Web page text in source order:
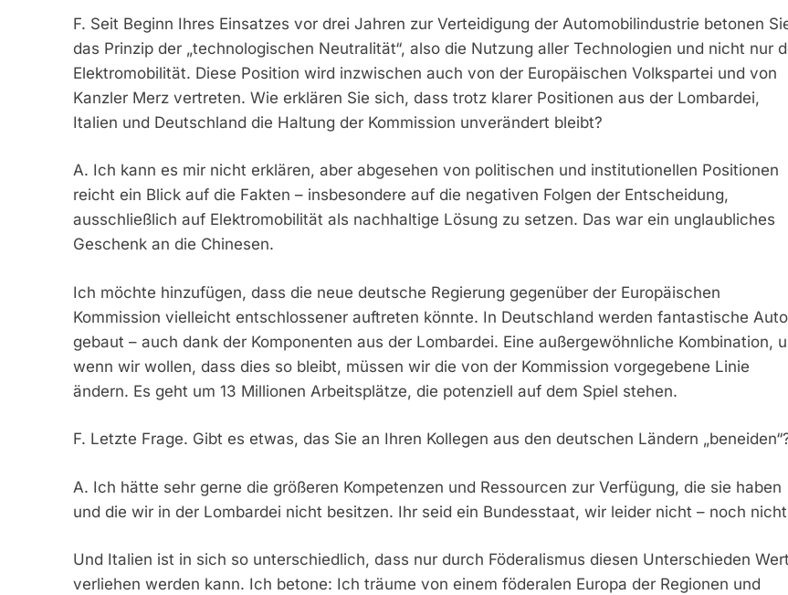
F. Seit Beginn Ihres Einsatzes vor drei Jahren zur Verteidigung der Automobilindustrie betonen
das Prinzip der „technologischen Neutralität“, also die Nutzung aller Technologien und nicht nur
Elektromobilität. Diese Position wird inzwischen auch von der Europäischen Volkspartei und von
Kanzler Merz vertreten. Wie erklären Sie sich, dass trotz klarer Positionen aus der Lombardei,
Italien und Deutschland die Haltung der Kommission unverändert bleibt?
A. Ich kann es mir nicht erklären, aber abgesehen von politischen und institutionellen Positionen
reicht ein Blick auf die Fakten – insbesondere auf die negativen Folgen der Entscheidung,
ausschließlich auf Elektromobilität als nachhaltige Lösung zu setzen. Das war ein unglaubliches
Geschenk an die Chinesen.
Ich möchte hinzufügen, dass die neue deutsche Regierung gegenüber der Europäischen
Kommission vielleicht entschlossener auftreten könnte. In Deutschland werden fantastische
gebaut – auch dank der Komponenten aus der Lombardei. Eine außergewöhnliche Kombination,
wenn wir wollen, dass dies so bleibt, müssen wir die von der Kommission vorgegebene Linie
ändern. Es geht um 13 Millionen Arbeitsplätze, die potenziell auf dem Spiel stehen.
F. Letzte Frage. Gibt es etwas, das Sie an Ihren Kollegen aus den deutschen Ländern
A. Ich hätte sehr gerne die größeren Kompetenzen und Ressourcen zur Verfügung, die sie haben
und die wir in der Lombardei nicht besitzen. Ihr seid ein Bundesstaat, wir leider nicht – noch
Und Italien ist in sich so unterschiedlich, dass nur durch Föderalismus diesen Unterschieden Wert
verliehen werden kann. Ich betone: Ich träume von einem föderalen Europa der Regionen und